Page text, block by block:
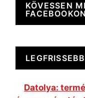
KÖVESSEN
LEGFRISSEBB
Datolya: